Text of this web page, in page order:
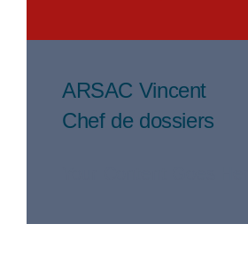
ARSAC Vincent
Chef de dossiers